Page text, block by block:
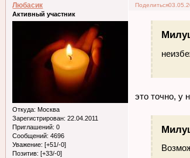
Поделиться
Любасик
Активный участник
Откуда: Москва
Зарегистрирован: 22.04.2011
Приглашений: 0
Сообщений: 4696
Уважение: [+51/-0]
Позитив: [+33/-0]
это точно, у